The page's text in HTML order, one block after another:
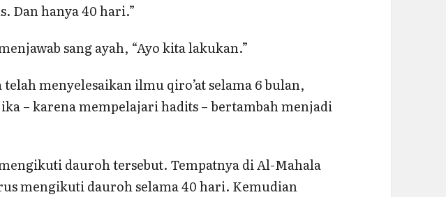
Dan hanya 40 hari.”
sang ayah, “Ayo kita lakukan.”
menyelesaikan ilmu qiro’at selama 6 bulan,
– karena mempelajari hadits – bertambah menjadi
dauroh tersebut. Tempatnya di Al-Mahala
mengikuti dauroh selama 40 hari. Kemudian